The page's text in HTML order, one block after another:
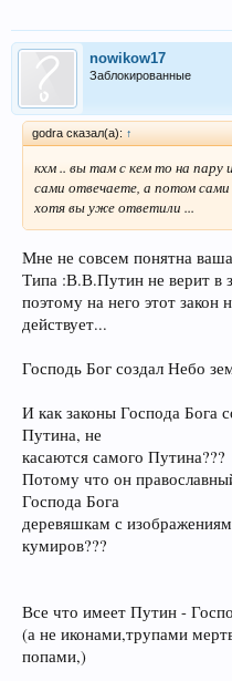
nowikow17
Заблокированные
godra сказал(а): ↑
кхм .. вы там с кем то на пару
сами отвечаете, а потом сами
хотя вы уже ответили ...
Мне не совсем понятна
Типа :В.В.Путин не верит в
поэтому на него этот закон
действует...
Господь Бог создал Небо
И как законы Господа Бога
Путина, не
касаются самого Путина???
Потому что он
Господа Бога
деревяшкам с
кумиров???
Все что имеет Путин -
(а не иконами,трупами
попами,)